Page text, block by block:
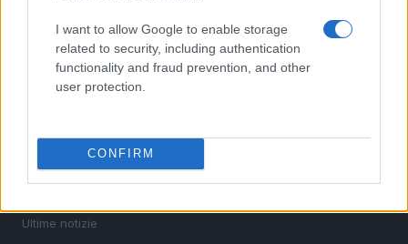
I want to allow Google to enable storage
related to security, including authentication
functionality and fraud prevention, and other
user protection.
CONFIRM
Basket
Motori
Chi siamo
Ultime notizie